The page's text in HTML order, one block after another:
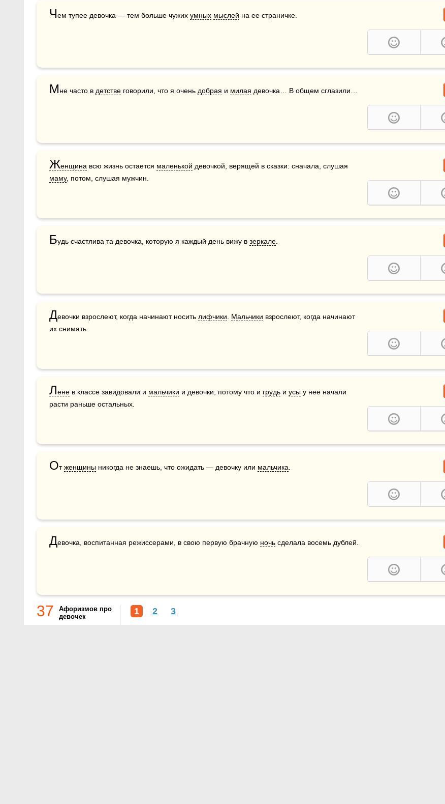
Чем тупее девочка — тем больше чужих умных мыслей на ее страничке.
Мне часто в детстве говорили, что я очень добрая и милая девочка… В общем сглазили…
Женщина всю жизнь остается маленькой
маму, потом, слушая мужчин.
Будь счастлива та девочка, которую я каждый день вижу в зеркале
Девочки взрослеют, когда начинают носить лифчики Мальчики взрослеют, когда начинают
их снимать.
Лене в классе завидовали и мальчики и девочки, потому что и грудь и усы у нее начали
расти раньше остальных.
От женщины никогда не знаешь, что ожидать — девочку или мальчика
Девочка, воспитанная режиссерами, в свою первую брачную ночь сделала восемь дублей.
37
Афоризмов про
девочек
1 2 3